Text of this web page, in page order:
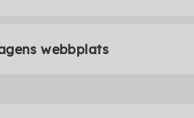
webbplats